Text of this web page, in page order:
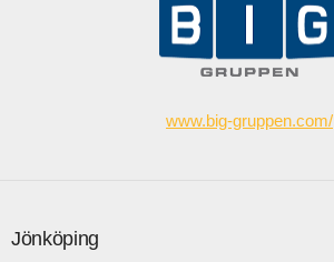
www.big-gruppen.com/
Jönköping